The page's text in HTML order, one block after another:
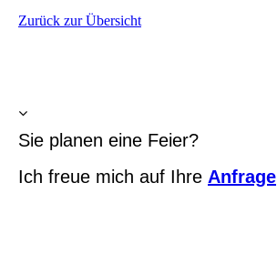
Zurück zur Übersicht
Sie planen eine Feier?
Ich freue mich auf Ihre Anfrage